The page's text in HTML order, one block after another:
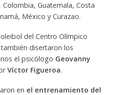
Colombia, Guatemala, Costa
México y Curazao.
del Centro Olímpico
disertaron los
el psicólogo Geovanny
Víctor Figueroa.
en el entrenamiento del